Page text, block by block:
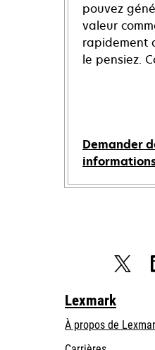
pouvez
valeur
rapidement
le pensiez.
Demander
Lexmark
À propos de